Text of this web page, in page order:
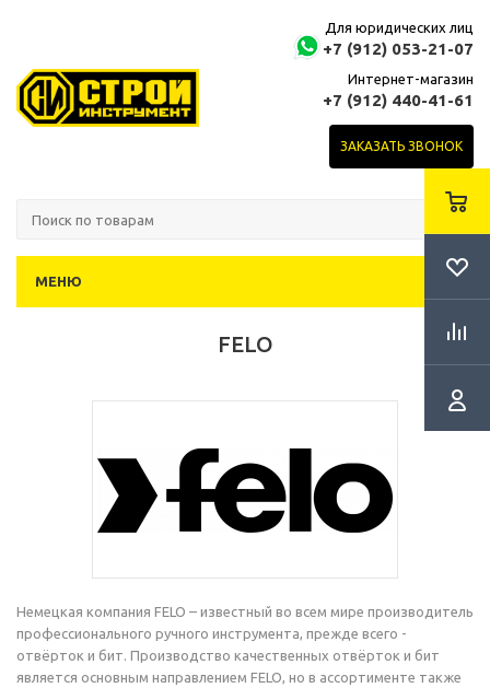
Для юридических лиц
+7 (912) 053-21-07
Интернет-магазин
+7 (912) 440-41-61
ЗАКАЗАТЬ ЗВОНОК
МЕНЮ
FELO
Немецкая компания FELO – известный во всем мире производитель
профессионального ручного инструмента, прежде всего -
отвёрток и бит. Производство качественных отвёрток и бит
является основным направлением FELO, но в ассортименте также